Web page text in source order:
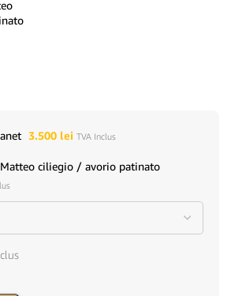
3.500 lei TVA Inclus
ciliegio / avorio patinato